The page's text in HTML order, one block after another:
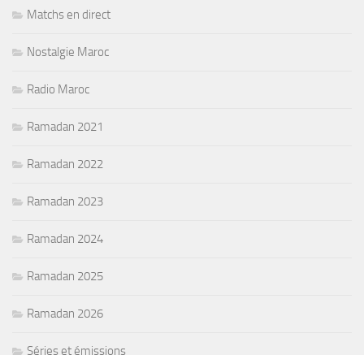
Matchs en direct
Nostalgie Maroc
Radio Maroc
Ramadan 2021
Ramadan 2022
Ramadan 2023
Ramadan 2024
Ramadan 2025
Ramadan 2026
Séries et émissions